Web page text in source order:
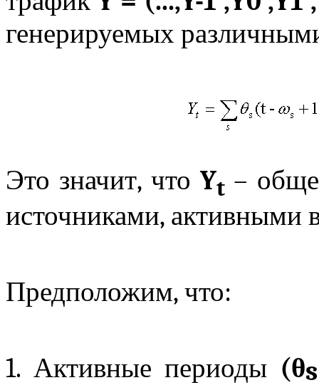
генерируемых
Это значит, чтоYt–
источниками, активными
Предположим, что:
1. Активные периоды (θs